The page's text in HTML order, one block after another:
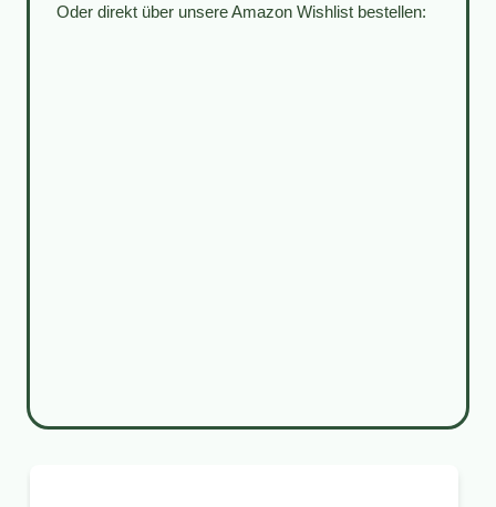
Oder direkt über unsere Amazon Wishlist bestellen: